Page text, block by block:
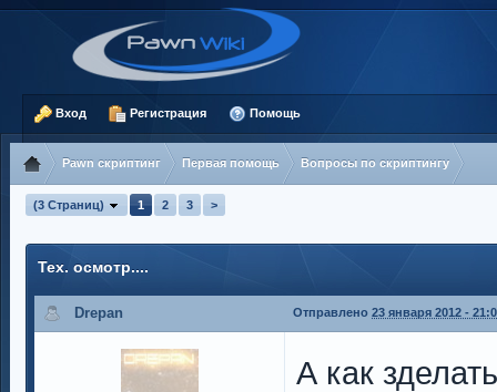
Вход Регистрация Помощь
Pawn скриптинг Первая помощь Вопросы по скриптингу
(3 Страниц) 1 2 3 >
Тех. осмотр....
Drepan Отправлено 23 января 2012 -
А как